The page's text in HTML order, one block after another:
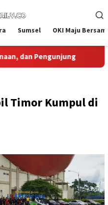
Sumsel OKI Maju
Santun Gabungan
Timor Kumpul di